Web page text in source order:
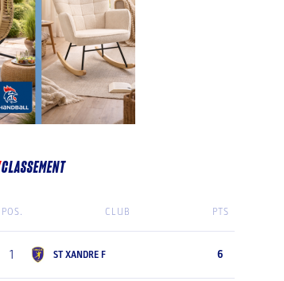
CLASSEMENT
POS. CLUB PTS
1 ST XANDRE F 6